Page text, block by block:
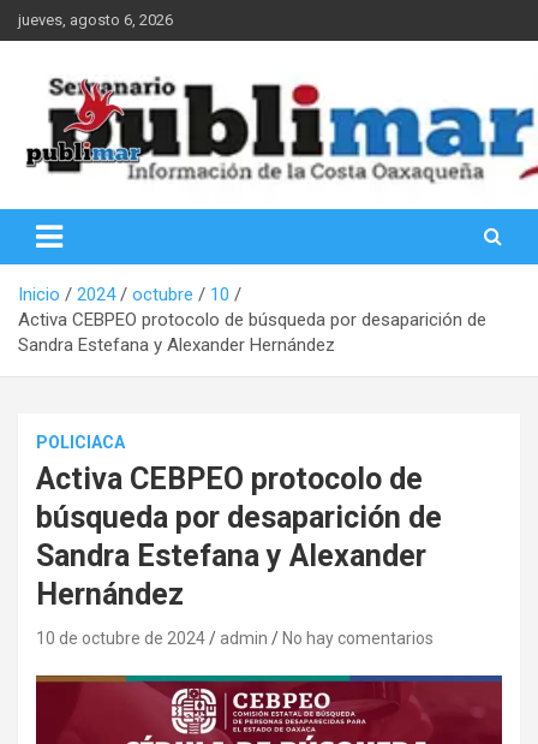
Saltar
al
jueves, agosto 6, 2026
PubliMar
Inicio 2024 octubre
10
Activa CEBPEO protocolo de búsqueda por desaparición de
Sandra Estefana y Alexander Hernández
POLICIACA
Activa CEBPEO protocolo de
búsqueda por desaparición de
Sandra Estefana y Alexander
Hernández
10 de octubre de 2024 admin No hay comentarios